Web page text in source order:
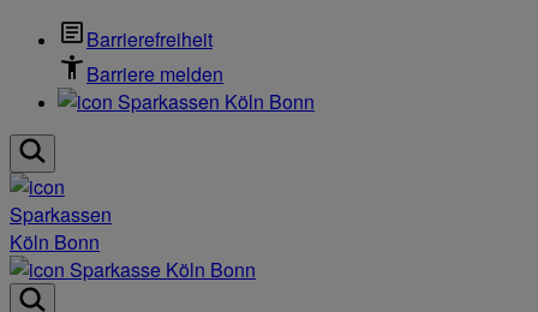
Barrierefreiheit
Barriere melden